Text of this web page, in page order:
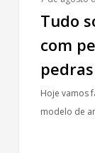
Tudo
com
Hoje vamos
modelo de